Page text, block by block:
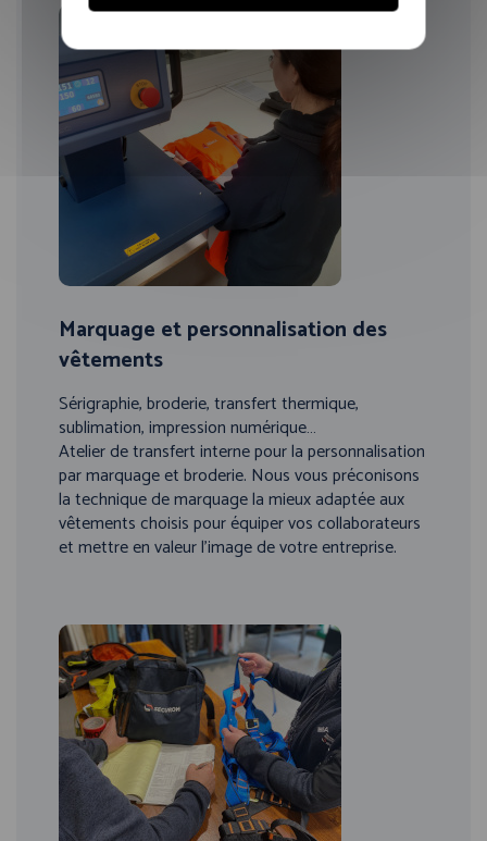
Marquage et personnalisation des
vêtements
Sérigraphie, broderie, transfert thermique,
sublimation, impression numérique…
Atelier de transfert interne pour la personnalisation
par marquage et broderie. Nous vous préconisons
la technique de marquage la mieux adaptée aux
vêtements choisis pour équiper vos collaborateurs
et mettre en valeur l’image de votre entreprise.